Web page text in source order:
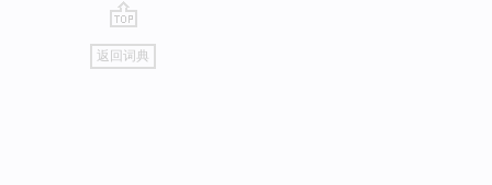
go
top
返回词典